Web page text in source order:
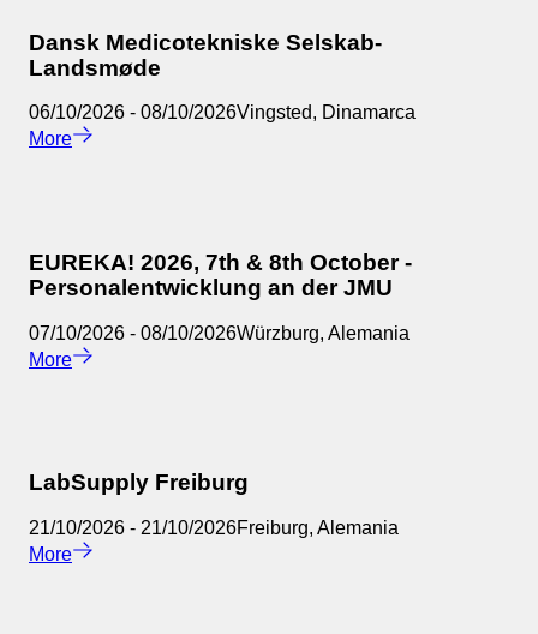
Dansk Medicotekniske Selskab-
Landsmøde
06/10/2026 - 08/10/2026Vingsted, Dinamarca
More
EUREKA! 2026, 7th & 8th October -
Personalentwicklung an der JMU
07/10/2026 - 08/10/2026Würzburg, Alemania
More
LabSupply Freiburg
21/10/2026 - 21/10/2026Freiburg, Alemania
More